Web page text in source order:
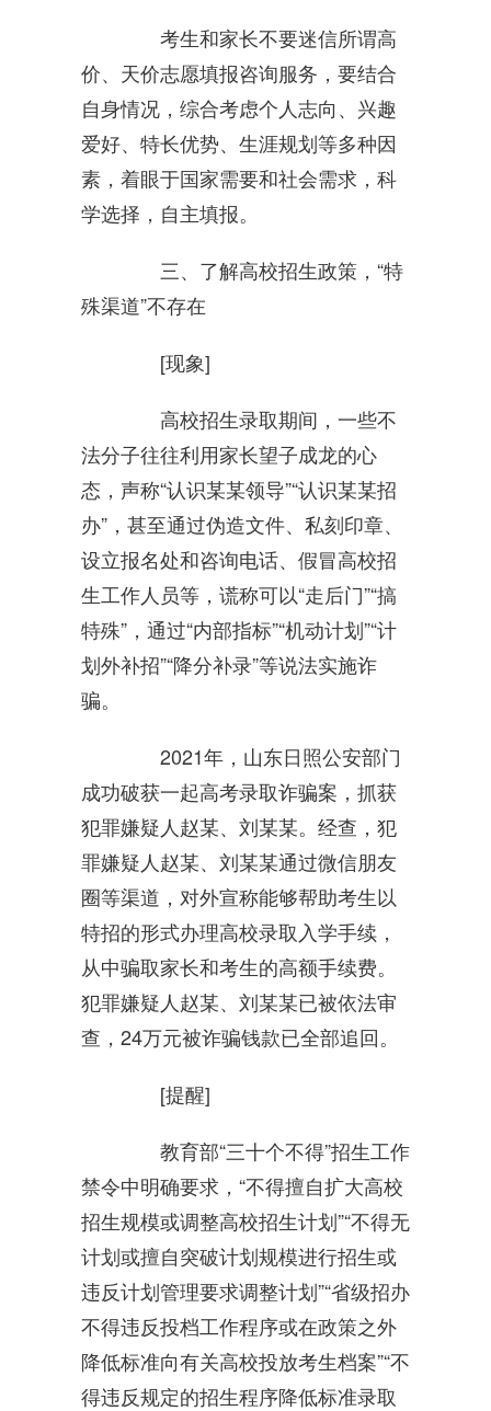
考生和家长不要迷信所谓高
价、天价志愿填报咨询服务，要结合
自身情况，综合考虑个人志向、兴趣
爱好、特长优势、生涯规划等多种因
素，着眼于国家需要和社会需求，科
学选择，自主填报。
三、了解高校招生政策，“特
殊渠道”不存在
[现象]
高校招生录取期间，一些不
法分子往往利用家长望子成龙的心
态，声称“认识某某领导”“认识某某招
办”，甚至通过伪造文件、私刻印章、
设立报名处和咨询电话、假冒高校招
生工作人员等，谎称可以“走后门”“搞
特殊”，通过“内部指标”“机动计划”“计
划外补招”“降分补录”等说法实施诈
骗。
2021年，山东日照公安部门
成功破获一起高考录取诈骗案，抓获
犯罪嫌疑人赵某、刘某某。经查，犯
罪嫌疑人赵某、刘某某通过微信朋友
圈等渠道，对外宣称能够帮助考生以
特招的形式办理高校录取入学手续，
从中骗取家长和考生的高额手续费。
犯罪嫌疑人赵某、刘某某已被依法审
查，24万元被诈骗钱款已全部追回。
[提醒]
教育部“三十个不得”招生工作
禁令中明确要求，“不得擅自扩大高校
招生规模或调整高校招生计划”“不得无
计划或擅自突破计划规模进行招生或
违反计划管理要求调整计划”“省级招办
不得违反投档工作程序或在政策之外
降低标准向有关高校投放考生档案”“不
得违反规定的招生程序降低标准录取